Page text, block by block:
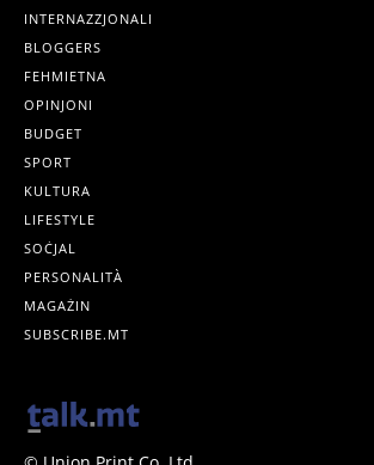
INTERNAZZJONALI
BLOGGERS
FEHMIETNA
OPINJONI
BUDGET
SPORT
KULTURA
LIFESTYLE
SOĊJAL
PERSONALITÀ
MAGAŻIN
SUBSCRIBE.MT